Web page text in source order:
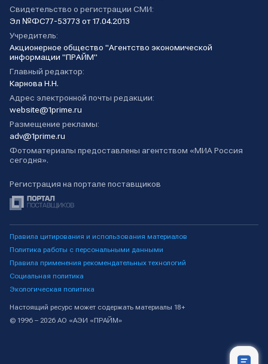
Свидетельство о регистрации СМИ:
Эл №ФС77-53773 от 17.04.2013
Учредитель:
Акционерное общество "Агентство экономической
информации "ПРАЙМ"
Главный редактор:
Карнова Н.Н.
Адрес электронной почты редакции:
website@1prime.ru
Размещение рекламы:
adv@1prime.ru
Фотоматериалы предоставлены агентством «МИА Россия
сегодня».
Регистрация на портале поставщиков
Правила цитирования и использования материалов
Политика работы с персональными данными
Правила применения рекомендательных технологий
Социальная политика
Экологическая политика
Настоящий ресурс может содержать материалы 18+
© 1996 – 2026 АО «АЭИ «ПРАЙМ»